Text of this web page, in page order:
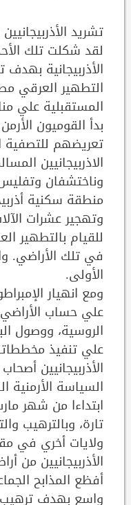
تشريد
لقد شكلت تلك
الأذربيجانية
التطهير العرقي
المستقبلية علي
بدأ القوميون
الاذربيجانيين
منطقة سكنية
للقيام بالتطهير
في تلك الأراضي.
الأولى.
علي حساب الأراضي
الروسية، ووصول
علي تنفيذ
الأذربيجانيين
السياسة الأرمنية
تارة، وبالترهيب
ولايات أخري في
الأذربيجانيين من